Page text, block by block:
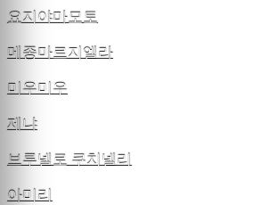
요지야마모토
메종마르지엘라
미우미우
제냐
브루넬로 쿠치넬리
아미리